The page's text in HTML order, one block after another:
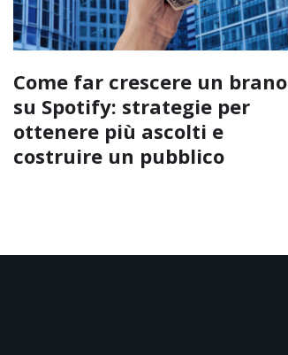
Come far crescere un brano
su Spotify: strategie per
ottenere più ascolti e
costruire un pubblico